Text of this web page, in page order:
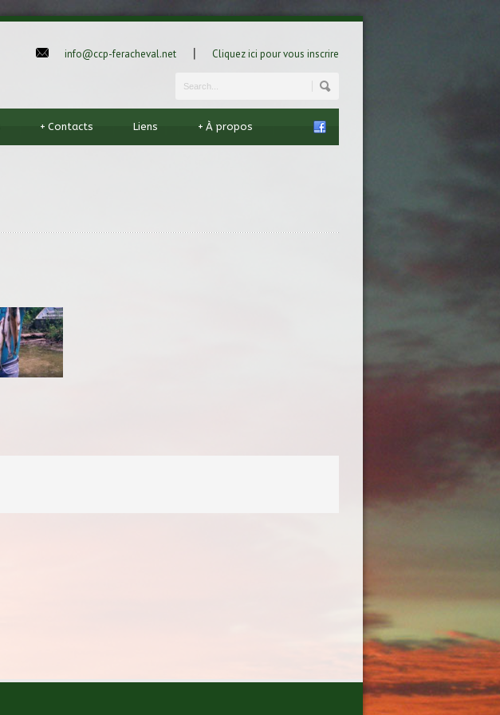
info@ccp-feracheval.net | Cliquez ici pour vous inscrire
Contacts
+ Liens À propos
+